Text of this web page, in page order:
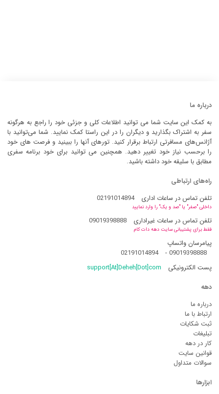
درباره ما
به کمک این سایت شما می توانید اطلاعات کلی و جزئی خود را راجع به هرگونه
سفر به اشتراک بگذارید و دیگران را در این راستا کمک نمایید. شما می‌توانید با
آژانس‌های مسافرتی ارتباط برقرار کنید. تورهای آنها را ببینید و فرصت های خود
را برحسب نیاز خود تغییر دهید. همچنین می توانید برای خود برنامه سفری
مطابق با سلیقه خود داشته باشید.
راه‌های ارتباطی
تلفن تماس در ساعات اداری
02191014894
داخلی "صفر" یا "صد و یک" را وارد نمایید
تلفن تماس در ساعات غیراداری 09019398888
فقط برای پشتیبانی سایت دهه دات کام
پیامرسان واتساپ
09019398888
-
02191014894
پست الکترونیکی
support[At]Deheh[Dot]com
دهه
درباره ما
ارتباط با ما
ثبت شکایات
تبلیغات
کار در دهه
قوانین سایت
سوالات متداول
ابزارها